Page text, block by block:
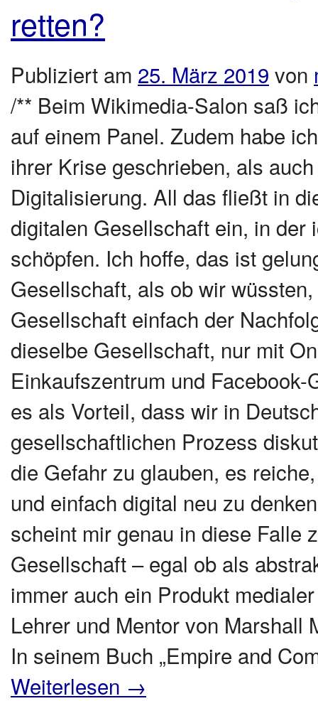
retten?
Publiziert am 25. März 2019 von
/** Beim Wikimedia-Salon saß
auf einem Panel. Zudem habe
ihrer Krise geschrieben, als
Digitalisierung. All das fließt in
digitalen Gesellschaft ein, in der
schöpfen. Ich hoffe, das ist
Gesellschaft, als ob wir
Gesellschaft einfach der
dieselbe Gesellschaft, nur mit
Einkaufszentrum und
es als Vorteil, dass wir in
gesellschaftlichen Prozess
die Gefahr zu glauben, es
und einfach digital neu zu
scheint mir genau in diese Falle
Gesellschaft – egal ob als
immer auch ein Produkt
Lehrer und Mentor von Marshall
In seinem Buch „Empire and
Weiterlesen →